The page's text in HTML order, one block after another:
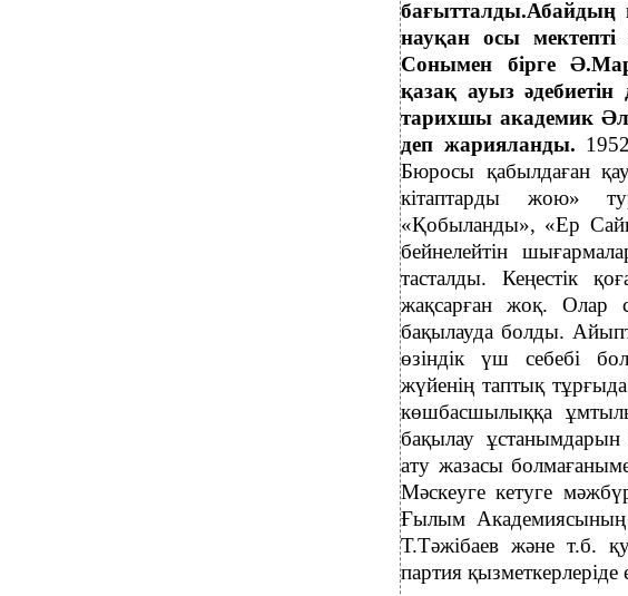
бағытталды.Абайдың
науқан осы
Сонымен бірге
қазақ ауыз әдебиетін
тарихшы академик
деп жарияланды.
Бюросы қабылдаған
кітаптарды жою»
«Қобыланды», «Ер
бейнелейтін
тасталды. Кеңестік
жақсарған жоқ. Олар
бақылауда болды.
өзіндік үш себебі
жүйенің таптық
көшбасшылыққа
бақылау
ату жазасы
Мәскеуге кетуге
Ғылым Академиясының
Т.Тәжібаев және т.б.
партия қызметкерлеріде